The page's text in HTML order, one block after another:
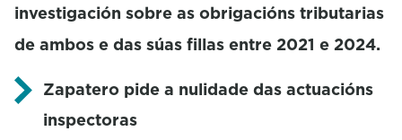
investigación sobre as obrigacións tributarias
de ambos e das súas fillas entre 2021 e 2024.
Zapatero pide a nulidade das actuacións
inspectoras